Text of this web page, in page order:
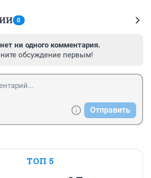
0
ни одного комментария.
обсуждение первым!
Отправить
ТОП 5